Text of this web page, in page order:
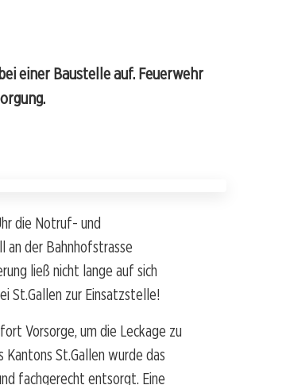
einer Baustelle auf. Feuerwehr
die Notruf- und
an der Bahnhofstrasse
ließ nicht lange auf sich
St.Gallen zur Einsatzstelle!
Vorsorge, um die Leckage zu
St.Gallen wurde das
fachgerecht entsorgt. Eine